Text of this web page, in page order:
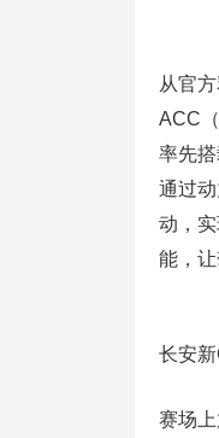
从官
ACC
率先
通过
动，
能，
长安
赛场